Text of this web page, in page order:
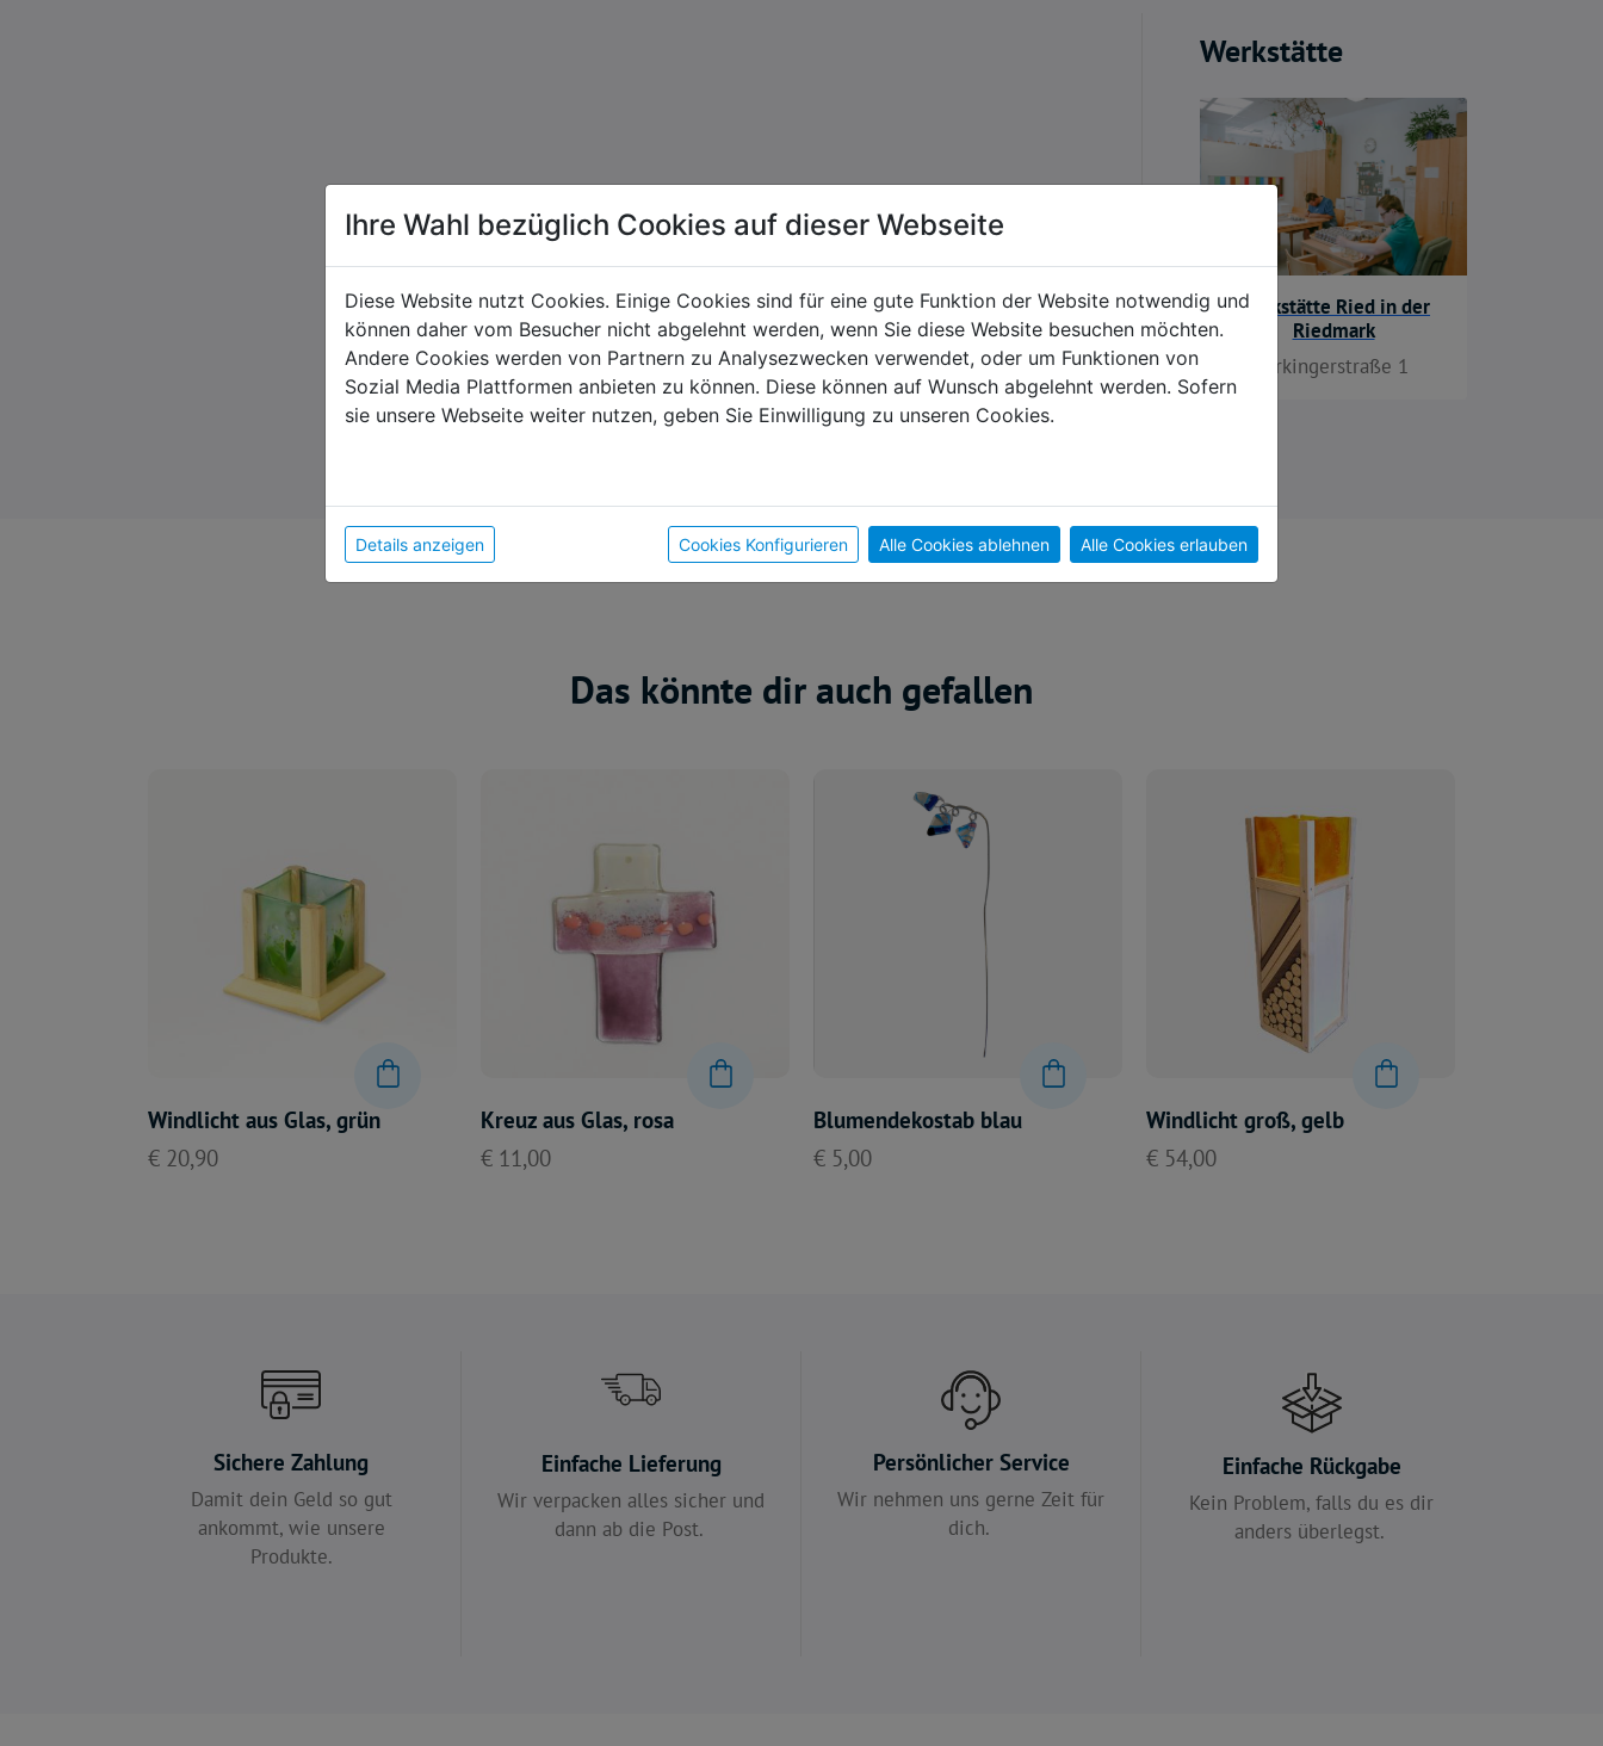
Werkstätte
Werkstätte Ried in der
Riedmark
Zirkingerstraße 1
Das könnte dir auch gefallen
Windlicht aus Glas, grün
€ 20,90
Kreuz aus Glas, rosa
€ 11,00
Blumendekostab blau
€ 5,00
Windlicht groß, gelb
€ 54,00
Sichere Zahlung
Damit dein Geld so gut
ankommt, wie unsere
Produkte.
Einfache Lieferung
Wir verpacken alles sicher und
dann ab die Post.
Persönlicher Service
Wir nehmen uns gerne Zeit für
dich.
Einfache Rückgabe
Kein Problem, falls du es dir
anders überlegst.
Ihre Wahl bezüglich Cookies auf dieser Webseite
Diese Website nutzt Cookies. Einige Cookies sind für eine gute Funktion der Website notwendig und
können daher vom Besucher nicht abgelehnt werden, wenn Sie diese Website besuchen möchten.
Andere Cookies werden von Partnern zu Analysezwecken verwendet, oder um Funktionen von
Sozial Media Plattformen anbieten zu können. Diese können auf Wunsch abgelehnt werden. Sofern
sie unsere Webseite weiter nutzen, geben Sie Einwilligung zu unseren Cookies.
Details anzeigen Cookies Konfigurieren Alle Cookies ablehnen Alle Cookies erlauben